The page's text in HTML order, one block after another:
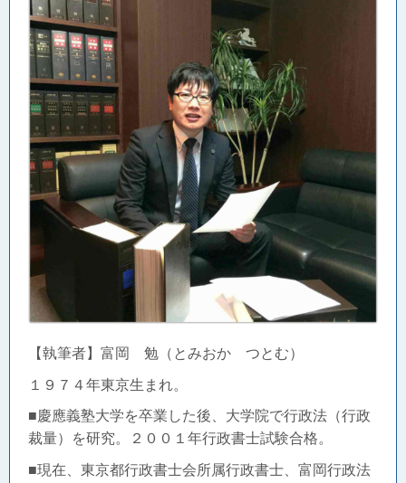
【執筆者】富岡 勉（とみおか つとむ）
１９７４年東京生まれ。
■慶應義塾大学を卒業した後、大学院で行政法（行政
裁量）を研究。２００１年行政書士試験合格。
■現在、東京都行政書士会所属行政書士、富岡行政法